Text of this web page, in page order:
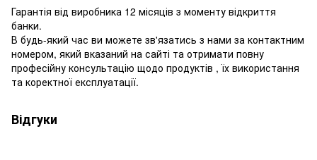
Гарантія від виробника 12 місяців з моменту відкриття
банки.
В будь-який час ви можете зв'язатись з нами за контактним
номером, який вказаний на сайті та отримати повну
професійну консультацію щодо продуктів , їх використання
та коректної експлуатації.
Відгуки